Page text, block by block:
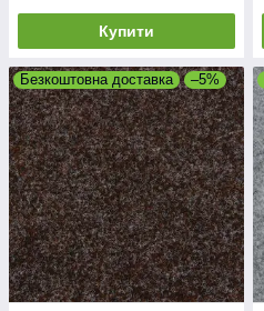
Купити
Безкоштовна доставка –5%